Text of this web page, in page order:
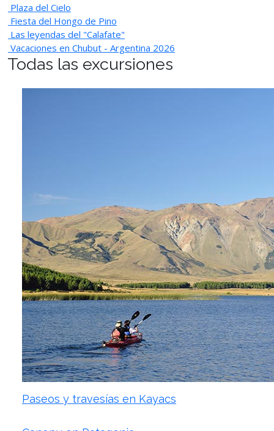
Plaza del Cielo
Fiesta del Hongo de Pino
Las leyendas del "Calafate"
Vacaciones en Chubut - Argentina 2026
Todas las excursiones
Paseos y travesías en Kayacs